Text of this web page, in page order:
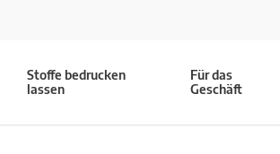
Stoffe bedrucken
lassen
Für das
Geschäft